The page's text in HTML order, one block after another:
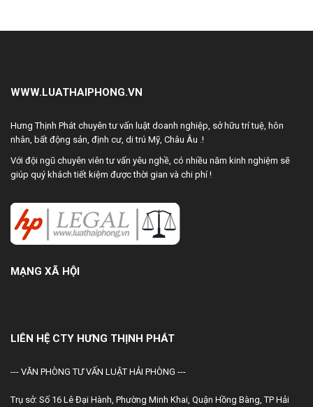
WWW.LUATHAIPHONG.VN
Hưng Thịnh Phát chuyên tư vấn luật doanh nghiệp, sở hữu trí tuệ, hôn
nhân, bất động sản, định cư, di trú Mỹ, Châu Âu .!
Với đội ngũ chuyên viên tư vấn yêu nghề, có nhiều năm kinh nghiệm sẽ
giúp quý khách tiết kiệm được thời gian và chi phí !
MẠNG XÃ HỘI
LIÊN HỆ CTY HƯNG THỊNH PHÁT
--- VĂN PHÒNG TƯ VẤN LUẬT HẢI PHÒNG ---
Trụ sở: Số 16 Lê Đại Hành, Phường Minh Khai, Quận Hồng Bàng, TP Hải